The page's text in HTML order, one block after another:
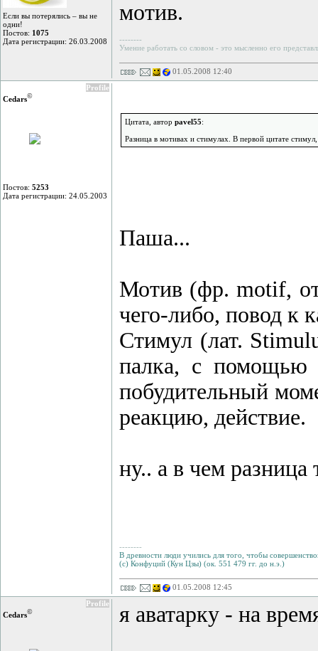
Если вы потерялись – вы не
одни!
Постов: 1075
Дата регистрации: 26.03.2008
мотив.
--------
Умение работать со словом - это мысленно его
01.05.2008 12:40
Profile
Cedars©
Постов: 5253
Дата регистрации: 24.05.2003
Цитата, автор pavel55:
Разница в мотивах и стимулах. В первой цитате
Паша...
Мотив (фр. motif,
чего-либо, повод к
Cтимул (лат.
палка, с помощью
побудительный
реакцию, действие.
ну.. а в чем разница
--------
В древности люди учились для того, чтобы
(с) Конфуций (Кун Цзы) (ок. 551 479 гг. до н.э.)
01.05.2008 12:45
Profile
Cedars© я аватарку - на